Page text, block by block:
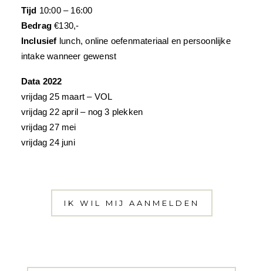
Tijd 10:00 – 16:00
Bedrag€130,-
Inclusief lunch, online oefenmateriaal en persoonlijke
intake wanneer gewenst
Data 2022
vrijdag 25 maart – VOL
vrijdag 22 april – nog 3 plekken
vrijdag 27 mei
vrijdag 24 juni
IK WIL MIJ AANMELDEN